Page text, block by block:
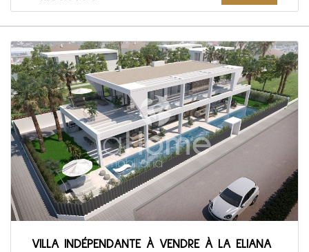
VILLA INDÉPENDANTE À VENDRE À LA ELIANA